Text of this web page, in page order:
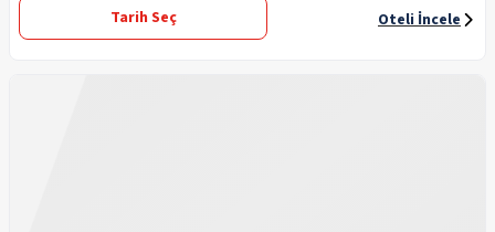
Tarih Seç
Oteli İncele